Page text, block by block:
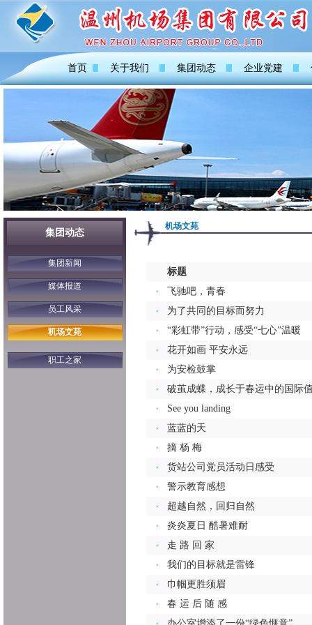
首页 关于我们 集团动态 企业党建
集团动态
集团新闻
媒体报道
员工风采
机场文苑
职工之家
机场文苑
标题
飞驰吧，青春
为了共同的目标而努力
“彩虹带”行动，感受“七心”温暖
花开如画 平安永远
为安检鼓掌
破茧成蝶，成长于春运中的国际
See you landing
蓝蓝的天
摘 杨 梅
货站公司党员活动日感受
警示教育感想
超越自然，回归自然
炎炎夏日 酷暑难耐
走 路 回 家
我们的目标就是雷锋
巾帼更胜须眉
春 运 后 随 感